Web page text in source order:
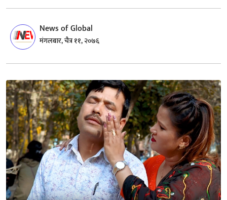
News of Global
मंगलबार, चैत्र ११, २०७६